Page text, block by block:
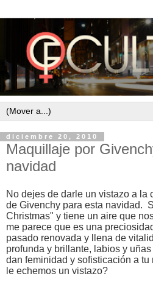
diciembre 20, 2010
Maquillaje por
navidad
No dejes de darle un vistazo a la
de Givenchy para esta navidad.
Christmas" y tiene un aire que
me parece que es una
pasado renovada y llena de
profunda y brillante, labios y
dan feminidad y sofisticación a
le echemos un vistazo?